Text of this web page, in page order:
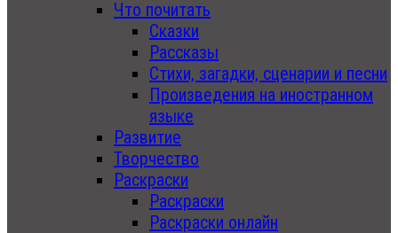
Что почитать
Сказки
Рассказы
Стихи, загадки, сценарии и песни
Произведения на иностранном
языке
Развитие
Творчество
Раскраски
Раскраски
Раскраски онлайн